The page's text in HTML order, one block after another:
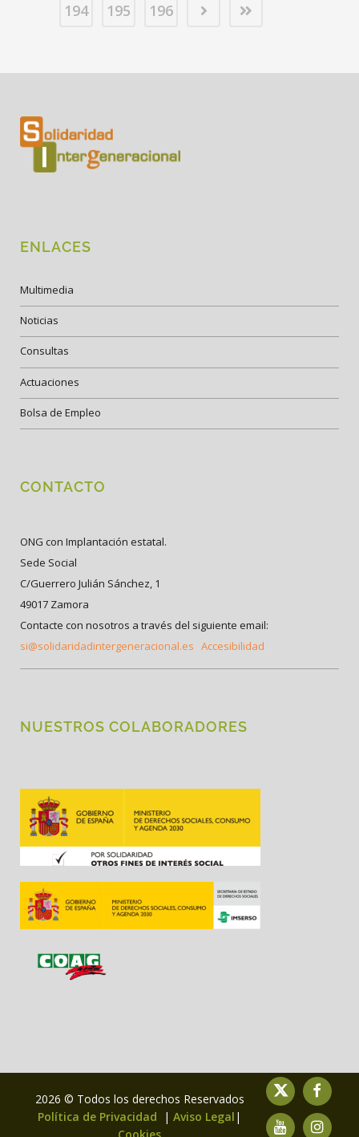
194
195 196
ENLACES
Multimedia
Noticias
Consultas
Actuaciones
Bolsa de Empleo
CONTACTO
ONG con Implantación estatal.
Sede Social
C/Guerrero Julián Sánchez, 1
49017 Zamora
Contacte con nosotros a través del siguiente email:
si@solidaridadintergeneracional.es Accesibilidad
NUESTROS COLABORADORES
2026 © Todos los derechos Reservados
Política de Privacidad
| Aviso Legal |